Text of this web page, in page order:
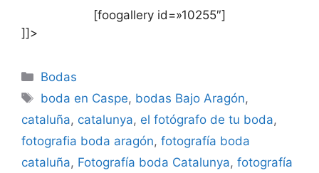
[foogallery id=»10255″]
]]>
Categorías
Bodas
Etiquetas
boda en Caspe, bodas Bajo Aragón,
cataluña, catalunya, el fotógrafo de tu boda,
fotografia boda aragón, fotografía boda
cataluña, Fotografía boda Catalunya, fotografía